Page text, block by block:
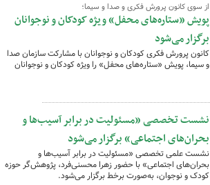
از سوی کانون پرورش فکری و صدا و سیما؛
پویش «ستاره‌های محفل» ویژه کودکان و نوجوانان
برگزار می‌شود
کانون پرورش فکری کودکان و نوجوانان با مشارکت سازمان صدا
و سیما، پویش «ستاره‌های محفل» را ویژه کودکان و نوجوانان
نشست تخصصی «مسئولیت در برابر آسیب‌ها و
بحران‌های اجتماعی» برگزار می‌شود
نشست علمی تخصصی «مسئولیت در برابر آسیب‌ها و
بحران‌های اجتماعی» با حضور زهرا محسنی‌فرد، پژوهش‌گر حوزه
کودک و نوجوان، به‌صورت برخط برگزار می‌شود.